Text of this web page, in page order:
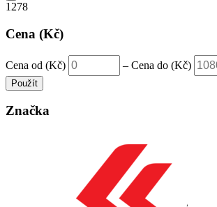
1278
Cena (Kč)
Cena od (Kč) – Cena do (Kč)
Použít
Značka